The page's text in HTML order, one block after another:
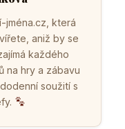
jména.cz, která
aniž by se
každého
na hry a zábavu
soužití s